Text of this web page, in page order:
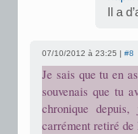
Il a
07/10/2012 à 23:25 | #8
Je sais que tu en
souvenais que tu
chronique
carrément retiré